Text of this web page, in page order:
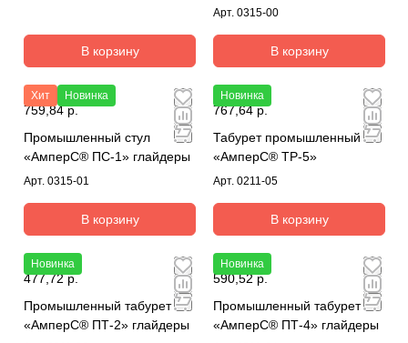
В корзину
Арт. 0315-00
В корзину
Хит Новинка
759,84 р.
Промышленный стул
«АмперС® ПС-1» глайдеры
Арт. 0315-01
В корзину
Новинка
767,64 р.
Табурет промышленный
«АмперС® ТР-5»
Арт. 0211-05
В корзину
Новинка
477,72 р.
Промышленный табурет
«АмперС® ПТ-2» глайдеры
Новинка
590,52 р.
Промышленный табурет
«АмперС® ПТ-4» глайдеры